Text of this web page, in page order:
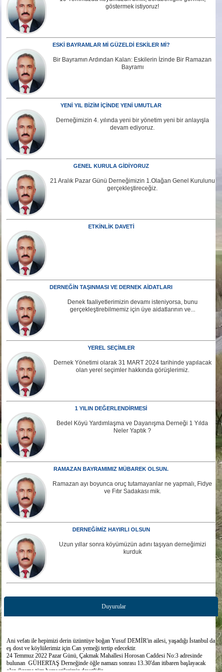
göstermek istiyoruz!
ESKİ BAYRAMLAR Mİ GÜZELDİ ESKİLER Mİ?
Bir Bayramın Ardından Kalan: Eskilerin İzinde Bir Ramazan
Bayramı
YENİ YIL BİZİM İÇİNDE YENİ UMUTLAR
Derneğimizin 4. yılında yeni bir yönetim yeni bir anlayışla
devam ediyoruz.
GENEL KURULA GİDİYORUZ
21 Aralık Pazar Günü Derneğimizin 1.Olağan Genel Kurulunu
gerçekleştireceğiz.
ETKİNLİK DAVETİ
DERNEĞİN TAŞINMASI VE DERNEK AİDATLARI
Denek faaliyetlerimizin devamı isteniyorsa, bunu
gerçekleştirebilmemiz için üye aidatlarının ve...
YEREL SEÇİMLER
Dernek Yönetimi olarak 31 MART 2024 tarihinde yapılacak
olan yerel seçimler hakkında görüşlerimiz.
1 YILIN DEĞERLENDİRMESİ
Bedel Köyü Yardımlaşma ve Dayanışma Derneği 1 Yılda
Neler Yaptık ?
RAMAZAN BAYRAMIMIZ MÜBAREK OLSUN.
Ramazan ayı boyunca oruç tutamayanlar ne yapmalı, Fidye
ve Fıtır Sadakası mik.
DERNEĞİMİZ HAYIRLI OLSUN
Uzun yıllar sonra köyümüzün adını taşıyan derneğimizi
kurduk
Duyurular
Ani vefatı ile hepimizi derin üzüntüye boğan Yusuf DEMİR'in ailesi, yaşadığı İstanbul da
eş dost ve köylülerimiz için Can yemeği tertip edecektir.
24 Temmuz 2022 Pazar Günü, Çakmak Mahallesi Horosan Caddesi No:3 adresinde
bulunan GÜHERTAŞ Derneğinde öğle namazı sonrası 13.30'dan itibaren başlayacak
olan ikrama tüm hemşerilerimiz davetlidir.